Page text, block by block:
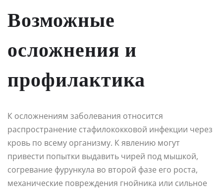
Возможные
осложнения и
профилактика
К осложнениям заболевания относится
распространение стафилококковой инфекции через
кровь по всему организму. К явлению могут
привести попытки выдавить чирей под мышкой,
согревание фурункула во второй фазе его роста,
механические повреждения гнойника или сильное